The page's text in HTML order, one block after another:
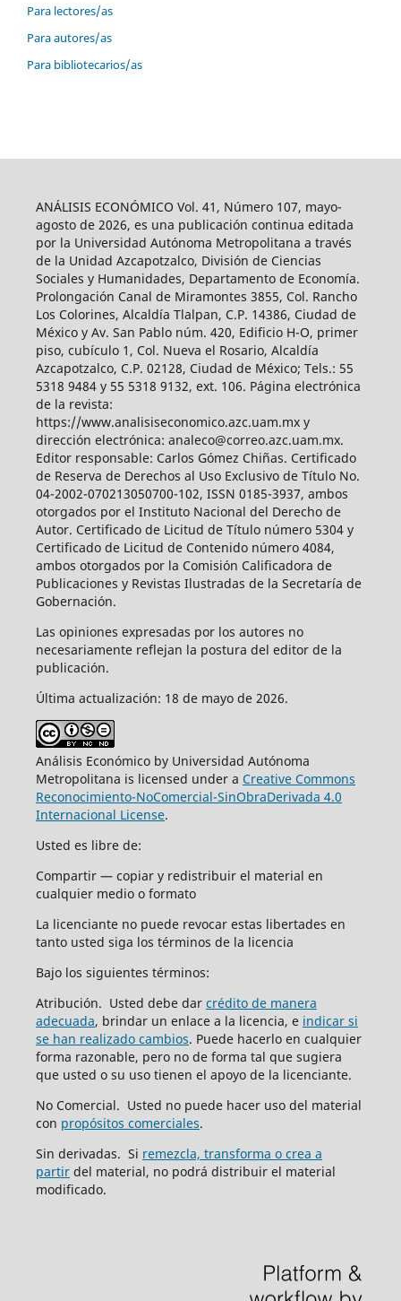
Para lectores/as
Para autores/as
Para bibliotecarios/as
ANÁLISIS ECONÓMICO Vol. 41, Número 107, mayo-
agosto de 2026, es una publicación continua editada
por la Universidad Autónoma Metropolitana a través
de la Unidad Azcapotzalco, División de Ciencias
Sociales y Humanidades, Departamento de Economía.
Prolongación Canal de Miramontes 3855, Col. Rancho
Los Colorines, Alcaldía Tlalpan, C.P. 14386, Ciudad de
México y Av. San Pablo núm. 420, Edificio H-O, primer
piso, cubículo 1, Col. Nueva el Rosario, Alcaldía
Azcapotzalco, C.P. 02128, Ciudad de México; Tels.: 55
5318 9484 y 55 5318 9132, ext. 106. Página electrónica
de la revista:
https://www.analisiseconomico.azc.uam.mx y
dirección electrónica: analeco@correo.azc.uam.mx.
Editor responsable: Carlos Gómez Chiñas. Certificado
de Reserva de Derechos al Uso Exclusivo de Título No.
04-2002-070213050700-102, ISSN 0185-3937, ambos
otorgados por el Instituto Nacional del Derecho de
Autor. Certificado de Licitud de Título número 5304 y
Certificado de Licitud de Contenido número 4084,
ambos otorgados por la Comisión Calificadora de
Publicaciones y Revistas Ilustradas de la Secretaría de
Gobernación.
Las opiniones expresadas por los autores no
necesariamente reflejan la postura del editor de la
publicación.
Última actualización: 18 de mayo de 2026.
Análisis Económico by Universidad Autónoma
Metropolitana is licensed under a Creative Commons
Reconocimiento-NoComercial-SinObraDerivada 4.0
Internacional License.
Usted es libre de:
Compartir — copiar y redistribuir el material en
cualquier medio o formato
La licenciante no puede revocar estas libertades en
tanto usted siga los términos de la licencia
Bajo los siguientes términos:
Atribución. Usted debe dar crédito de manera
adecuada, brindar un enlace a la licencia, e indicar si
se han realizado cambios. Puede hacerlo en cualquier
forma razonable, pero no de forma tal que sugiera
que usted o su uso tienen el apoyo de la licenciante.
No Comercial. Usted no puede hacer uso del material
con propósitos comerciales.
Sin derivadas. Si remezcla, transforma o crea a
partirdel material, no podrá distribuir el material
modificado.